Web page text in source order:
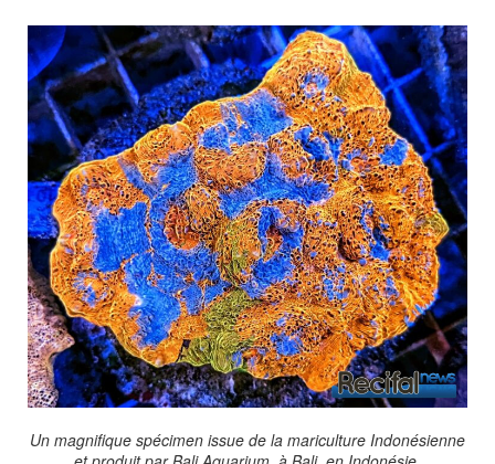
Un magnifique spécimen issue de la mariculture Indonésienne